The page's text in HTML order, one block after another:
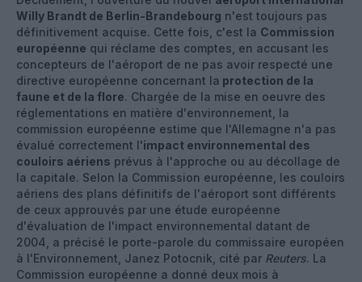
Willy Brandt de Berlin-Brandebourg n'est toujours pas
définitivement acquise. Cette fois, c'est la Commission
européenne qui réclame des comptes, en accusant les
concepteurs de l'aéroport de ne pas avoir respecté une
directive européenne concernant la protection de la
faune et de la flore. Chargée de la mise en oeuvre des
réglementations en matière d'environnement, la
commission européenne estime que l'Allemagne n'a pas
évalué correctement l'impact environnemental des
couloirs aériens prévus à l'approche ou au décollage de
la capitale. Selon la Commission européenne, les couloirs
aériens des plans définitifs de l'aéroport sont différents
de ceux approuvés par une étude européenne
d'évaluation de l'impact environnemental datant de
2004, a précisé le porte-parole du commissaire européen
à l'Environnement, Janez Potocnik, cité par Reuters. La
Commission européenne a donné deux mois à